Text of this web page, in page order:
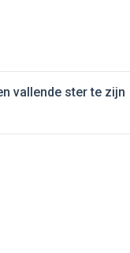
vallende ster te zijn